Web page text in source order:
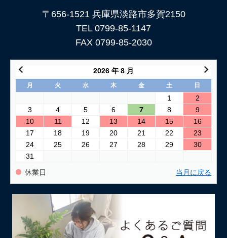
〒656-1521 兵庫県淡路市多賀2150
TEL 0799-85-1147
FAX 0799-85-2030
2026 年 8 月
月 火 水 木 金 土 日
1
2
3
4 5 6 7 8
9
10
11 12 13 14 15
16
17
18 19 20 21 22
23
24
25 26 27 28 29
30
31
休業日 当月に戻る